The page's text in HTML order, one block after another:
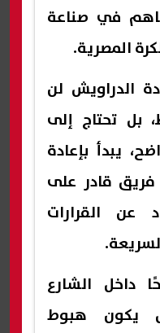
في صناعة
المصرية.
الدراويش لن
بل تحتاج إلى
يبدأ بإعادة
فريق قادر على
عن القرارات
داخل الشارع
يكون هبوط